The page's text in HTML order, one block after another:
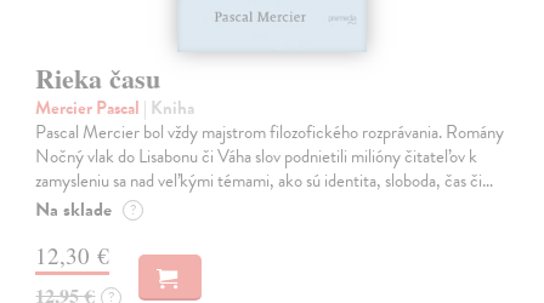
Rieka času
Mercier Pascal | Kniha
Pascal Mercier bol vždy majstrom filozofického rozprávania. Romány
Nočný vlak do Lisabonu či Váha slov podnietili milióny čitateľov k
zamysleniu sa nad veľkými témami, ako sú identita, sloboda, čas či…
Na sklade ?
12,30 €
12,95 € ?